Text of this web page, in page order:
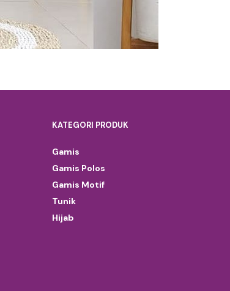
KATEGORI PRODUK
Gamis
Gamis Polos
Gamis Motif
Tunik
Hijab